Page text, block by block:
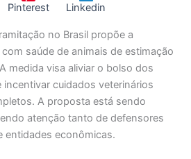
Pinterest Linkedin
no Brasil propõe a
saúde de animais de estimação
medida visa aliviar o bolso dos
cuidados veterinários
A proposta está sendo
atenção tanto de defensores
entidades econômicas.